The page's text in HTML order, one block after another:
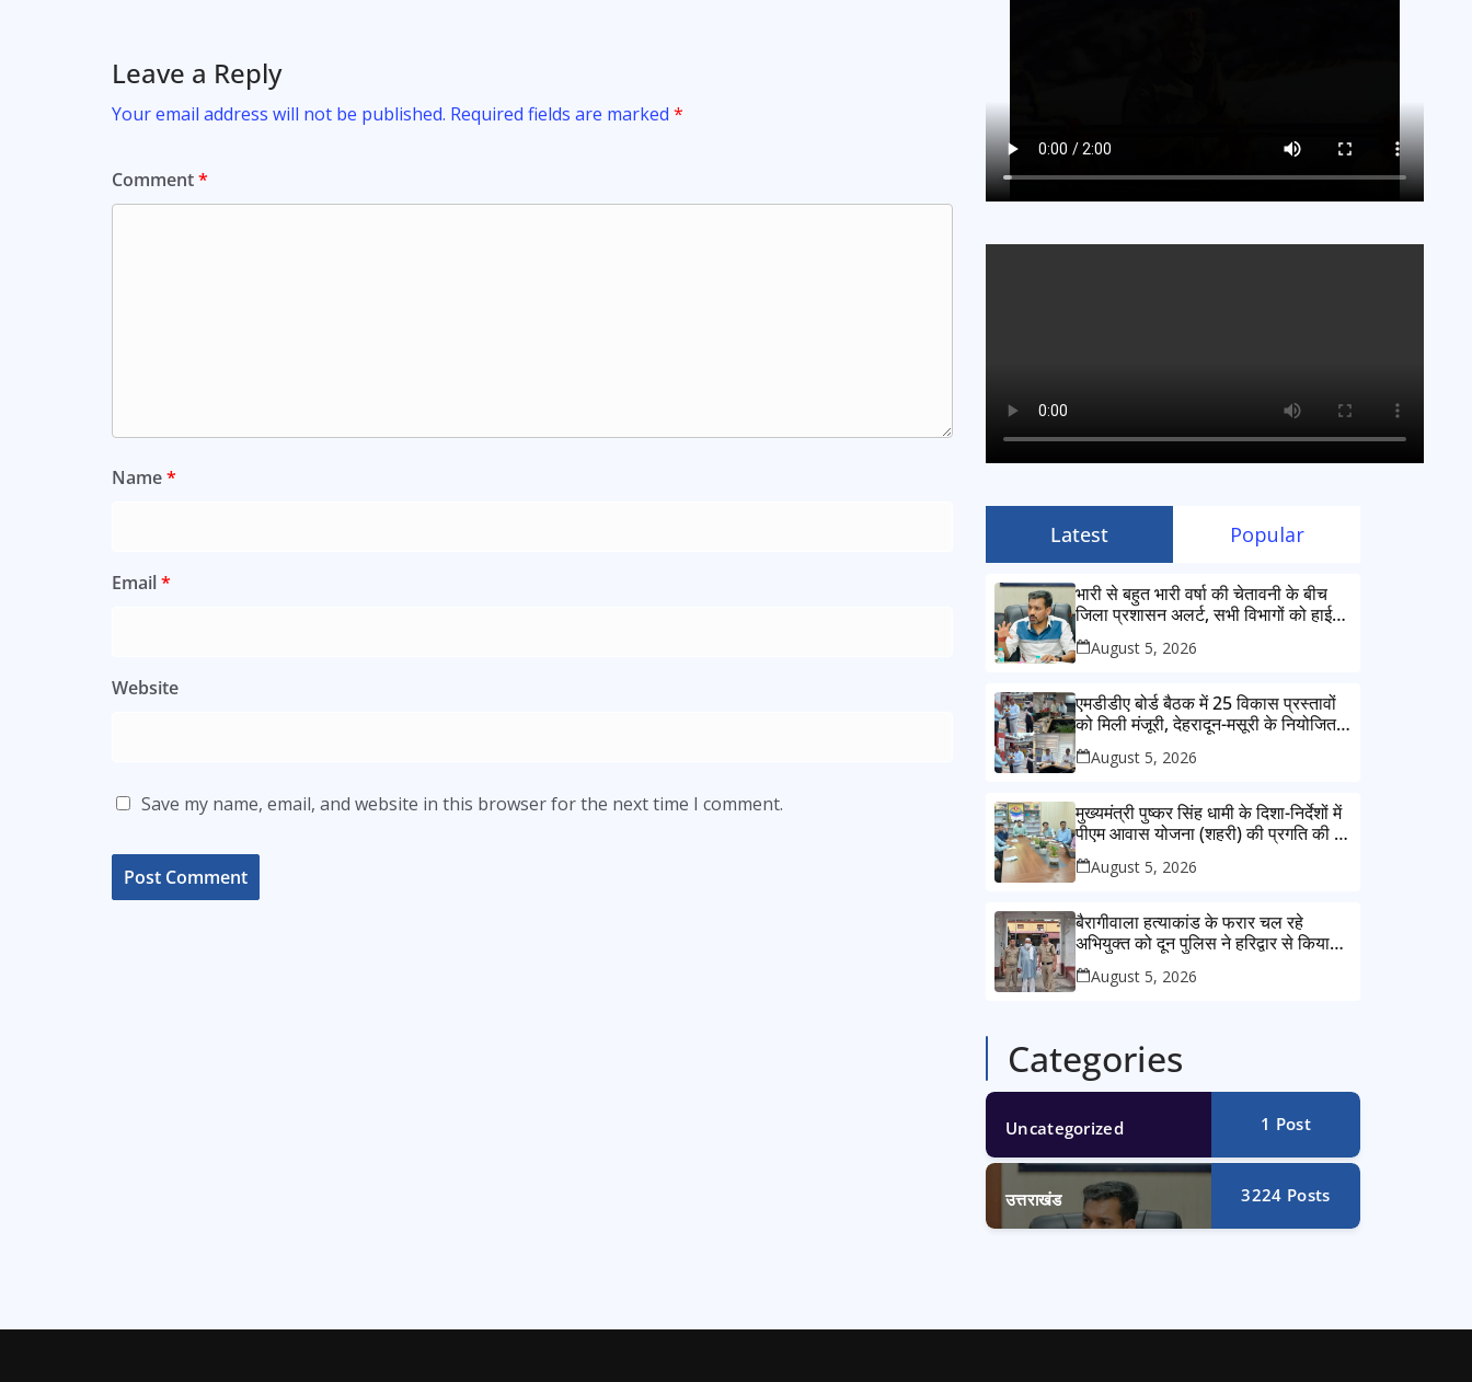
Leave a Reply
Your email address will not be published. Required fields are marked *
Comment*
Name*
Email*
Website
Save my name, email, and website in this browser for the next time I comment.
Latest Popular
भारी से बहुत भारी वर्षा की चेतावनी के बीच
जिला प्रशासन अलर्ट, सभी विभागों को हाई
अलर्ट पर रहने के निर्देश
August 5, 2026
एमडीडीए बोर्ड बैठक में 25 विकास प्रस्तावों
को मिली मंजूरी, देहरादून-मसूरी के नियोजित
विकास को मिलेगी रफ्तार
August 5, 2026
मुख्यमंत्री पुष्कर सिंह धामी के दिशा-निर्देशों में
पीएम आवास योजना (शहरी) की प्रगति की हुई
समीक्षा
August 5, 2026
बैरागीवाला हत्याकांड के फरार चल रहे
अभियुक्त को दून पुलिस ने हरिद्वार से किया
गिरफ्तार
August 5, 2026
Categories
Uncategorized 1 Post
उत्तराखंड 3224 Posts